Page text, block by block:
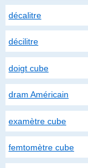
décalitre
décilitre
doigt cube
dram Américain
examètre cube
femtomètre cube